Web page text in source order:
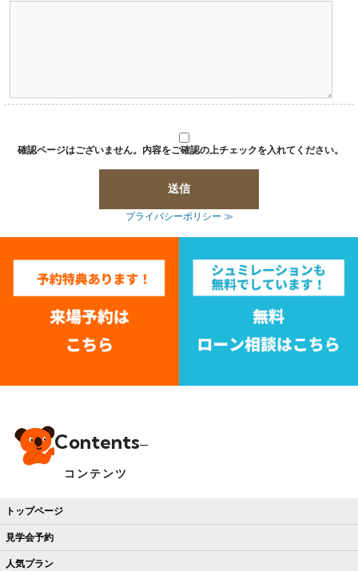
確認ページはございません。内容をご確認の上チェックを入れてください。
プライバシーポリシー ≫
Contents
コンテンツ
トップページ
見学会予約
人気プラン